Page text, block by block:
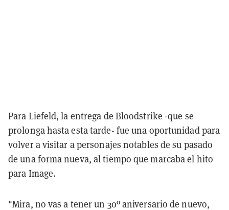
Para Liefeld, la entrega de Bloodstrike -que se
prolonga hasta esta tarde- fue una oportunidad para
volver a visitar a personajes notables de su pasado
de una forma nueva, al tiempo que marcaba el hito
para Image.
"Mira, no vas a tener un 30º aniversario de nuevo,